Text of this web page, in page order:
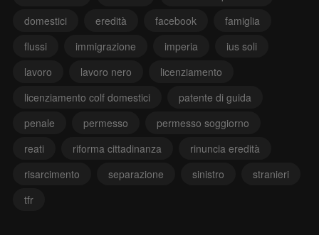
domestici
eredità facebook
famiglia
flussi
immigrazione imperia
ius soli
lavoro
lavoro nero
licenziamento
licenziamento colf domestici
patente di guida
penale
permesso
permesso soggiorno
reati
riforma cittadinanza
rinuncia eredità
risarcimento
separazione sinistro
stranieri
tfr